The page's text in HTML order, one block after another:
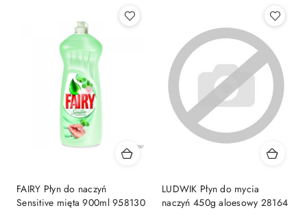
FAIRY Płyn do naczyń
Sensitive mięta 900ml 958130
LUDWIK Płyn do mycia
naczyń 450g aloesowy 28164